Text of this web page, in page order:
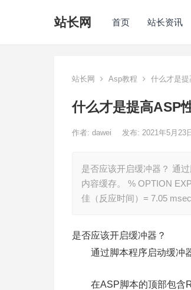
站长网 首页 站长资讯
站长网 Asp教程 什么才是提
什么才是提高ASP
作者: dawei 发布: 2021年5月23
是否应该开启缓冲器？ 通
内容缓存。 % OPTION
佳（反应时间）= 7.05
是否应该开启缓冲器？
通过脚本程序启动缓冲
在ASP脚本的顶部包含